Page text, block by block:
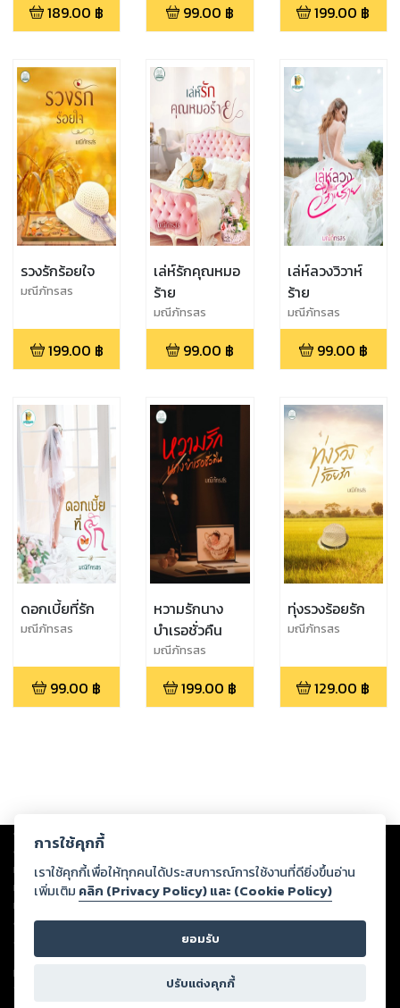
189.00 ฿ 99.00 ฿ 199.00 ฿
รวงรักร้อยใจ
มณีภัทรสร
199.00 ฿
เล่ห์รักคุณหมอ
ร้าย
มณีภัทรสร
99.00 ฿
เล่ห์ลวงวิวาห์
ร้าย
มณีภัทรสร
99.00 ฿
ดอกเบี้ยที่รัก
มณีภัทรสร
99.00 ฿
หวามรักนาง
บำเรอชั่วคืน
มณีภัทรสร
199.00 ฿
ทุ่งรวงร้อยรัก
มณีภัทรสร
129.00 ฿
Copyright © 2026
ต่อผลงานหรือเนื้อหาใดที่อัปโหลดผ่านเว็บไซต์และปรากฏว่าละเมิดสิทธิใน
ทรัพย์สินทางปัญญาของบุคคลอื่นหรือขัดต่อกฎหมายและศีลธรรม ดังนั้น ผู้อ่าน
ทุกท่านโปรดใช้วิจารณญาณในการกลั่นกรองด้วยตนเอง และหากท่านพบว่าส่วน
หนึ่งส่วนใดขัดต่อกฎหมายและศีลธรรม กรุณาแจ้งมายังบริษัท เพื่อทีมงานจะได้
ดำเนินการในทันที ทั้งนี้ ทางสตอรี่ล็อกขอสงวนลิขสิทธิ์ตามพระราชบัญญัติ
ลิขสิทธิ์ พ.ศ. 2537 (ฉบับล่าสุด)
For support: member@ookbee.com
Version
การใช้คุกกี้
เราใช้คุกกี้เพื่อให้ทุกคนได้ประสบการณ์การใช้งานที่ดียิ่งขึ้นอ่าน
เพิ่มเติม คลิก (Privacy Policy) และ (Cookie Policy)
ยอมรับ
ปรับแต่งคุกกี้